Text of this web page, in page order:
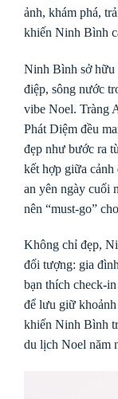
ảnh, khám phá,
khiến Ninh Bình
Ninh Bình sở hữu
điệp, sông nước
vibe Noel. Tràng
Phát Diệm đều
đẹp như bước ra
kết hợp giữa cảnh
an yên ngày cuối
nên “must-go”
Không chỉ đẹp,
đối tượng: gia
bạn thích check-
để lưu giữ khoảnh
khiến Ninh Bình
du lịch Noel năm